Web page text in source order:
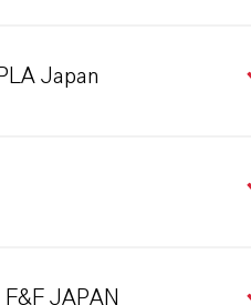
Japan
JAPAN